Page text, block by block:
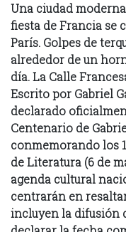
Una ciudad
fiesta de Francia se
París. Golpes de
alrededor de un
día. La Calle
Escrito por Gabriel
declarado
Centenario de
conmemorando los
de Literatura (6 de
agenda cultural
centrarán en
incluyen la difusión